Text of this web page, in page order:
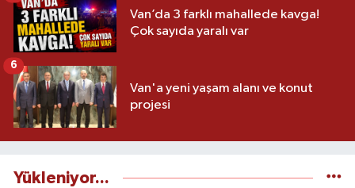
Van’da 3 farklı mahallede kavga!
Çok sayıda yaralı var
Van'a yeni yaşam alanı ve konut
projesi
6
Yükleniyor...